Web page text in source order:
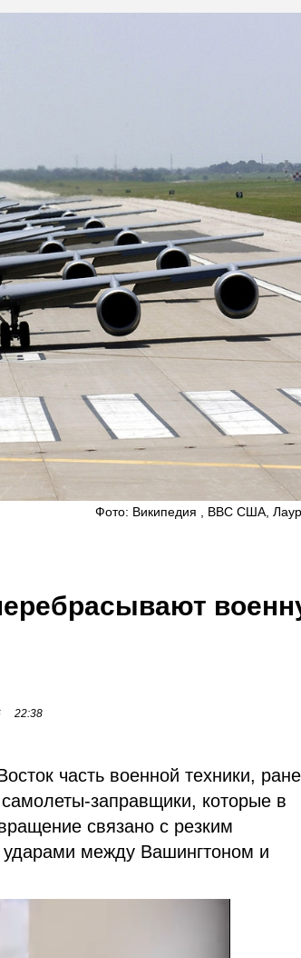
Фото: Википедия , ВВС США,
22:38
часть военной техники,
заправщики, которые в
связано с резким
между Вашингтоном и